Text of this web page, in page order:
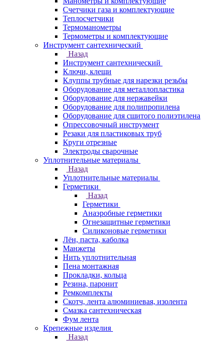
Счетчики газа и комплектующие
Теплосчетчики
Термоманометры
Термометры и комплектующие
Инструмент сантехнический
Назад
Инструмент сантехнический
Ключи, клещи
Клуппы трубные для нарезки резьбы
Оборудование для металлопластика
Оборудование для нержавейки
Оборудование для полипропилена
Оборудование для сшитого полиэтилена
Опрессовочный инструмент
Резаки для пластиковых труб
Круги отрезные
Электроды сварочные
Уплотнительные материалы
Назад
Уплотнительные материалы
Герметики
Назад
Герметики
Анаэробные герметики
Огнезащитные герметики
Силиконовые герметики
Лён, паста, каболка
Манжеты
Нить уплотнительная
Пена монтажная
Прокладки, кольца
Резина, паронит
Ремкомплекты
Скотч, лента алюминиевая, изолента
Смазка сантехническая
Фум лента
Крепежные изделия
Назад